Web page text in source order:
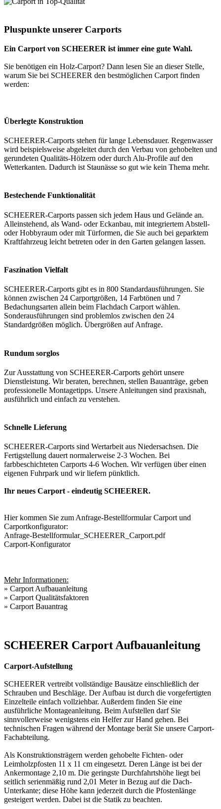
Pluspunkte unserer Carports
Ein Carport von SCHEERER ist immer eine gute Wahl.
Sie benötigen ein Holz-Carport? Dann lesen Sie an dieser Stelle,
warum Sie bei SCHEERER den bestmöglichen Carport finden
werden:
Überlegte Konstruktion
SCHEERER-Carports stehen für lange Lebensdauer. Regenwasser
wird beispielsweise abgeleitet durch den Verbau von gehobelten und
gerundeten Qualitäts-Hölzern oder durch Alu-Profile auf den
Wetterkanten. Dadurch ist Staunässe so gut wie kein Thema mehr.
Bestechende Funktionalität
SCHEERER-Carports passen sich jedem Haus und Gelände an.
Alleinstehend, als Wand- oder Eckanbau, mit integriertem Abstell-
oder Hobbyraum oder mit Türformen, die Sie auch bei geparktem
Kraftfahrzeug leicht betreten oder in den Garten gelangen lassen.
Faszination Vielfalt
SCHEERER-Carports gibt es in 800 Standardausführungen. Sie
können zwischen 24 Carportgrößen, 14 Farbtönen und 7
Bedachungsarten allein beim Flachdach Carport wählen.
Sonderausführungen sind problemlos zwischen den 24
Standardgrößen möglich. Übergrößen auf Anfrage.
Rundum sorglos
Zur Ausstattung von SCHEERER-Carports gehört unsere
Dienstleistung. Wir beraten, berechnen, stellen Bauanträge, geben
professionelle Montagetipps. Unsere Anleitungen sind praxisnah,
ausführlich und einfach zu verstehen.
Schnelle Lieferung
SCHEERER-Carports sind Wertarbeit aus Niedersachsen. Die
Fertigstellung dauert normalerweise 2-3 Wochen. Bei
farbbeschichteten Carports 4-6 Wochen. Wir verfügen über einen
eigenen Fuhrpark und wir liefern pünktlich.
Ihr neues Carport - eindeutig SCHEERER.
Hier kommen Sie zum Anfrage-Bestellformular Carport und
Carportkonfigurator:
Anfrage-Bestellformular_SCHEERER_Carport.pdf
Carport-Konfigurator
Mehr Informationen:
» Carport Aufbauanleitung
» Carport Qualitätsfaktoren
» Carport Bauantrag
SCHEERER Carport Aufbauanleitung
Carport-Aufstellung
SCHEERER vertreibt vollständige Bausätze einschließlich der
Schrauben und Beschläge. Der Aufbau ist durch die vorgefertigten
Einzelteile einfach vollziehbar. Außerdem finden Sie eine
ausführliche Montageanleitung. Beim Aufstellen darf Sie
sinnvollerweise wenigstens ein Helfer zur Hand gehen. Bei
technischen Fragen während der Montage berät Sie unsere Carport-
Fachabteilung.
Als Konstruktionsträgern werden gehobelte Fichten- oder
Leimholzpfosten 11 x 11 cm eingesetzt. Deren Länge ist bei der
Ankermontage 2,10 m. Die geringste Durchfahrtshöhe liegt bei
seitlich serienmäßig rund 2,01 Meter in Bezug auf die Dach-
Unterkante; diese Höhe kann jederzeit durch die Pfostenlänge
gesteigert werden. Dabei ist die Statik zu beachten.